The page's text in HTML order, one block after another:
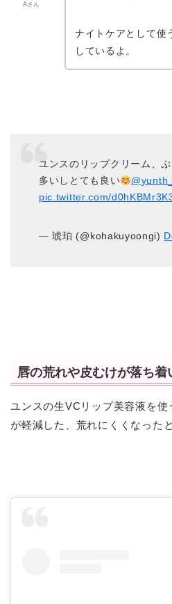
Aさん
ナイトケアとして使
しているよ。
ユンスのリップクリーム、
多いしとても良い
pic.twitter.com/
— 琥珀 (@kohakuyoongi)
唇の荒れや皮むけが落ち着
ユンスの生VCリップ美容液を
が軽減した、荒れにくくなった